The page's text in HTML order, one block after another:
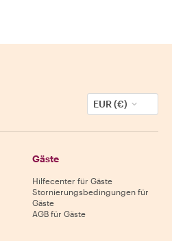
EUR (€)
Gäste
Hilfecenter für Gäste
Stornierungsbedingungen für
Gäste
AGB für Gäste